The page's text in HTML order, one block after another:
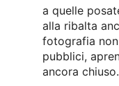
a quelle
alla ribalta
fotografia
pubblici,
ancora chiuso.